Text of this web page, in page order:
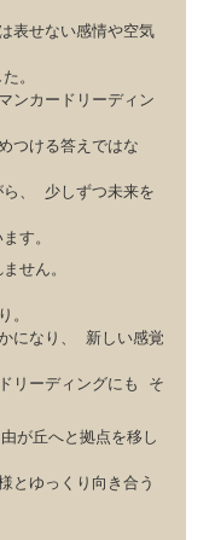
表せない感情や空気
。
ンカードリーディン
つける答えではな
ら、 少しずつ未来を
す。
せん。
。
になり、 新しい感覚
リーディングにも そ
が丘へと拠点を移し
とゆっくり向き合う